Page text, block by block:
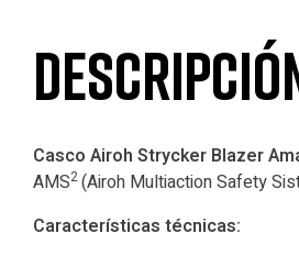
Casco Airoh Strycker Blazer
AMS2(Airoh Multiaction Safety
Características técnicas: